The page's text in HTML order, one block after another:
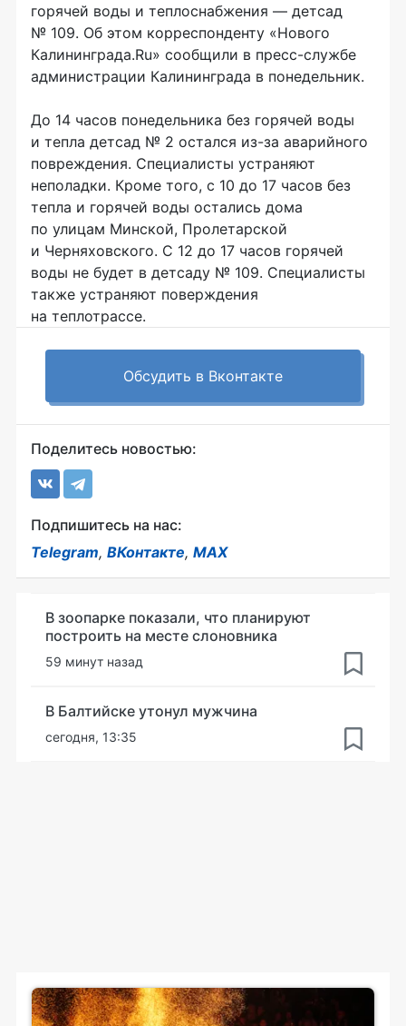
горячей воды и теплоснабжения — детсад
№ 109. Об этом корреспонденту «Нового
Калининграда.Ru» сообщили в пресс-службе
администрации Калининграда в понедельник.
До 14 часов понедельника без горячей воды
и тепла детсад № 2 остался из-за аварийного
повреждения. Специалисты устраняют
неполадки. Кроме того, с 10 до 17 часов без
тепла и горячей воды остались дома
по улицам Минской, Пролетарской
и Черняховского. С 12 до 17 часов горячей
воды не будет в детсаду № 109. Специалисты
также устраняют поверждения
на теплотрассе.
Обсудить в Вконтакте
Поделитесь новостью:
Подпишитесь на нас:
Telegram, ВКонтакте, MAX
В зоопарке показали, что планируют
построить на месте слоновника
59 минут назад
В Балтийске утонул мужчина
сегодня, 13:35